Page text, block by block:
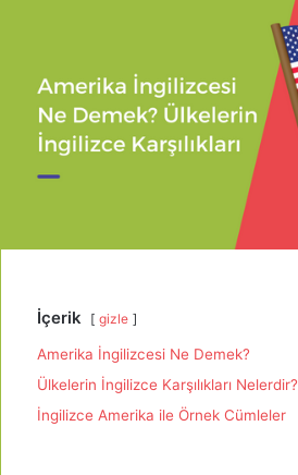
İçerik gizle
Amerika İngilizcesi Ne Demek?
Ülkelerin İngilizce Karşılıkları Nelerdir?
İngilizce Amerika ile Örnek Cümleler